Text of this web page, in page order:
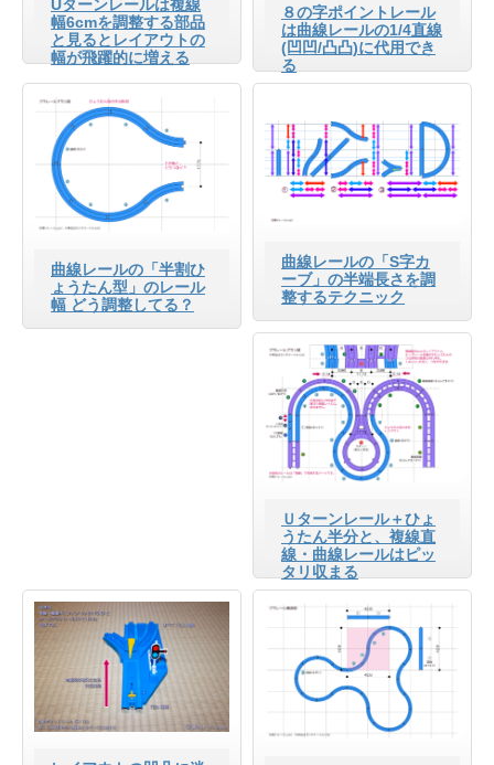
Uターンレールは複線
幅6cmを調整する部品
と見るとレイアウトの
幅が飛躍的に増える
８の字ポイントレール
は曲線レールの1/4直線
(凹凹/凸凸)に代用でき
る
曲線レールの「半割ひ
ょうたん型」のレール
幅 どう調整してる？
曲線レールの「S字カ
ーブ」の半端長さを調
整するテクニック
Ｕターンレール＋ひょ
うたん半分と、複線直
線・曲線レールはピッ
タリ収まる